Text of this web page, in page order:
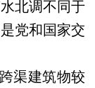
北调不同于
党和国家交
渠建筑物较